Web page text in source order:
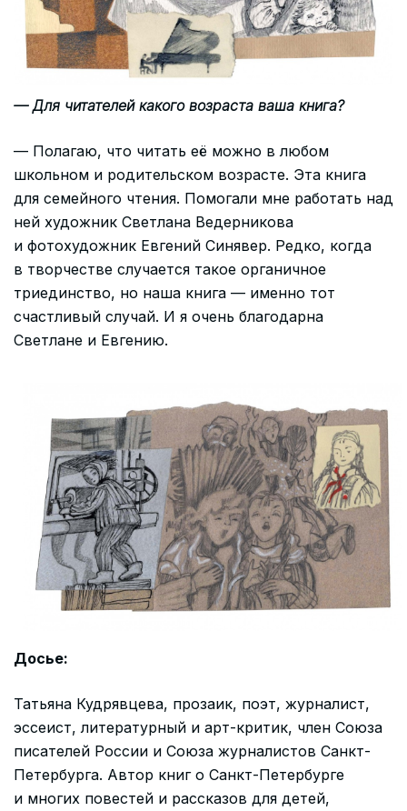
— Для читателей какого возраста ваша книга?
— Полагаю, что читать её можно в любом
школьном и родительском возрасте. Эта книга
для семейного чтения. Помогали мне работать над
ней художник Светлана Ведерникова
и фотохудожник Евгений Синявер. Редко, когда
в творчестве случается такое органичное
триединство, но наша книга — именно тот
счастливый случай. И я очень благодарна
Светлане и Евгению.
Досье:
Татьяна Кудрявцева, прозаик, поэт, журналист,
эссеист, литературный и арт-критик, член Союза
писателей России и Союза журналистов Санкт-
Петербурга. Автор книг о Санкт-Петербурге
и многих повестей и рассказов для детей,